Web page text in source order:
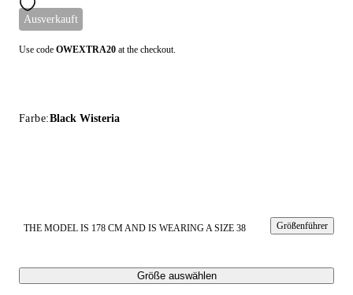
Ausverkauft
Use code OWEXTRA20 at the checkout.
Farbe:Black Wisteria
THE MODEL IS 178 CM AND IS WEARING A SIZE 38 Größenführer
Größe auswählen